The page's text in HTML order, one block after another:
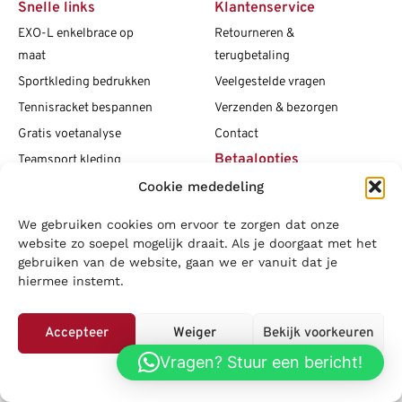
Cookie mededeling
We gebruiken cookies om ervoor te zorgen dat onze
website zo soepel mogelijk draait. Als je doorgaat met het
gebruiken van de website, gaan we er vanuit dat je
hiermee instemt.
Accepteer Weiger Bekijk voorkeuren
Privacybeleid
Snelle links
EXO-L enkelbrace op
maat
Sportkleding bedrukken
Tennisracket bespannen
Gratis voetanalyse
Teamsport kleding
Vacatures
Blogs
Klantenservice
Retourneren &
terugbetaling
Veelgestelde vragen
Verzenden & bezorgen
Contact
Betaalopties
Social media
LOWA|Adidas| Mizuno| Nike|Speedo|Asics |Babolat|Falke
|
Superfeet
Vragen? Stuur een bericht!